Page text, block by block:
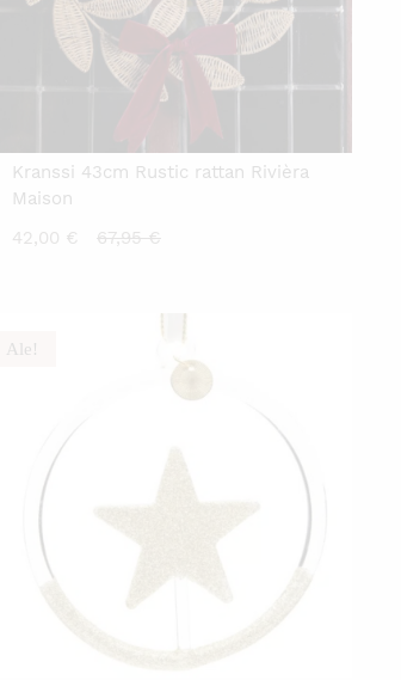
Kranssi 43cm Rustic rattan Rivièra
Maison
42,00 €
Nykyinen
67,95€Alkuperäinen
Ale!